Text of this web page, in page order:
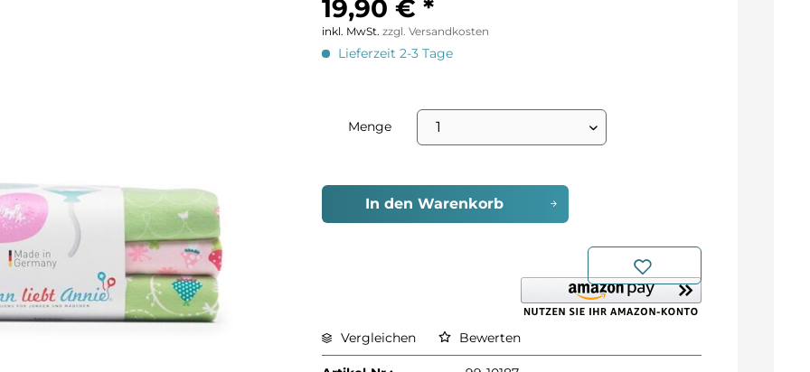
19,90 € *
inkl. MwSt.zzgl. Versandkosten
Lieferzeit 2-3 Tage
Menge
In den Warenkorb
Vergleichen Bewerten